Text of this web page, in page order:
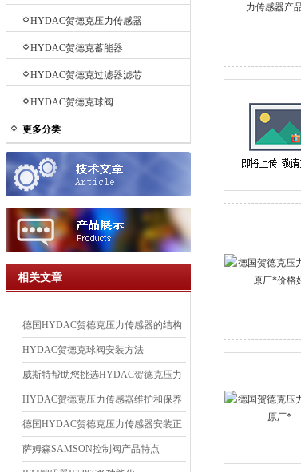
HYDAC贺德克压力传感器
HYDAC贺德克蓄能器
HYDAC贺德克过滤器滤芯
HYDAC贺德克球阀
更多分类
相关文章
德国HYDAC贺德克压力传感器的结构
详解
HYDAC贺德克球阀安装方法
威斯特帮助您挑选HYDAC贺德克压力
继电器
HYDAC贺德克压力传感器维护和保养
的方法
德国HYDAC贺德克压力传感器安装正
确方式
萨姆森SAMSON控制阀产品特点